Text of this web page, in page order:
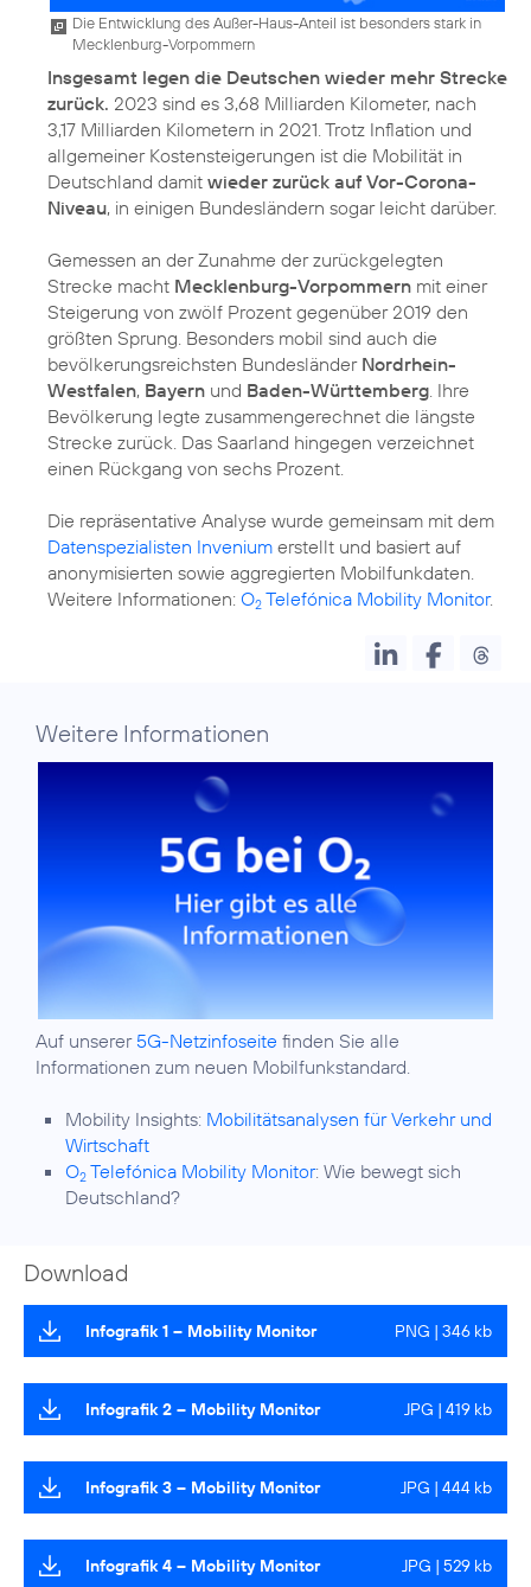
Die Entwicklung des Außer-Haus-Anteil ist besonders stark in
Mecklenburg-Vorpommern
Insgesamt legen die Deutschen wieder mehr Strecke
zurück. 2023 sind es 3,68 Milliarden Kilometer, nach
3,17 Milliarden Kilometern in 2021. Trotz Inflation und
allgemeiner Kostensteigerungen ist die Mobilität in
Deutschland damit wieder zurück auf Vor-Corona-
Niveau, in einigen Bundesländern sogar leicht darüber.
Gemessen an der Zunahme der zurückgelegten
Strecke macht Mecklenburg-Vorpommern mit einer
Steigerung von zwölf Prozent gegenüber 2019 den
größten Sprung. Besonders mobil sind auch die
bevölkerungsreichsten Bundesländer Nordrhein-
Westfalen, Bayern und Baden-Württemberg. Ihre
Bevölkerung legte zusammengerechnet die längste
Strecke zurück. Das Saarland hingegen verzeichnet
einen Rückgang von sechs Prozent.
Die repräsentative Analyse wurde gemeinsam mit dem
Datenspezialisten Invenium erstellt und basiert auf
anonymisierten sowie aggregierten Mobilfunkdaten.
Weitere Informationen: O2 Telefónica Mobility Monitor.
Weitere Informationen
Auf unserer 5G-Netzinfoseite finden Sie alle
Informationen zum neuen Mobilfunkstandard.
Mobility Insights: Mobilitätsanalysen für Verkehr und
Wirtschaft
O2 Telefónica Mobility Monitor: Wie bewegt sich
Deutschland?
Download
Infografik 1 – Mobility Monitor PNG | 346 kb
Infografik 2 – Mobility Monitor JPG | 419 kb
Infografik 3 – Mobility Monitor JPG | 444 kb
Infografik 4 – Mobility Monitor JPG | 529 kb